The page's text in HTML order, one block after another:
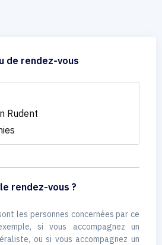
de rendez-vous
Rudent
rendez-vous ?
les personnes concernées par ce
si vous accompagnez un
ou si vous accompagnez un